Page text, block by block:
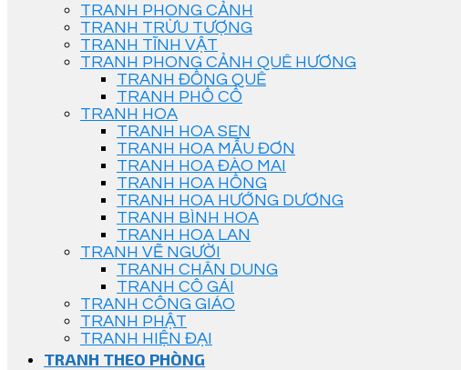
TRANH PHONG CẢNH
TRANH TRỪU TƯỢNG
TRANH TĨNH VẬT
TRANH PHONG CẢNH QUÊ HƯƠNG
TRANH ĐỒNG QUÊ
TRANH PHỐ CỔ
TRANH HOA
TRANH HOA SEN
TRANH HOA MẪU ĐƠN
TRANH HOA ĐÀO MAI
TRANH HOA HỒNG
TRANH HOA HƯỚNG DƯƠNG
TRANH BÌNH HOA
TRANH HOA LAN
TRANH VẼ NGƯỜI
TRANH CHÂN DUNG
TRANH CÔ GÁI
TRANH CÔNG GIÁO
TRANH PHẬT
TRANH HIỆN ĐẠI
TRANH THEO PHÒNG